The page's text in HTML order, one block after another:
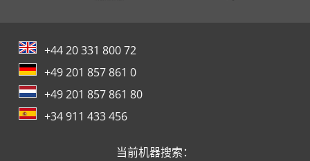
+44 20 331 800 72
+49 201 857 861 0
+49 201 857 861 80
+34 911 433 456
当前机器搜索：